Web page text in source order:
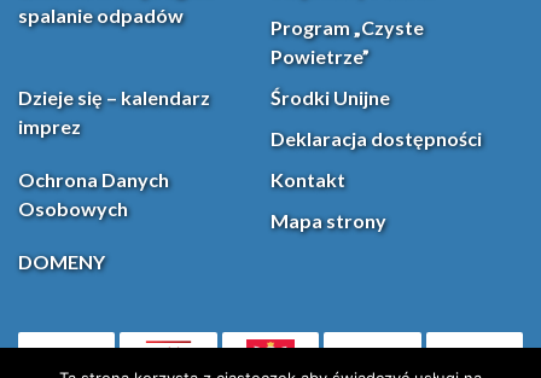
spalanie odpadów
Program „Czyste
Powietrze”
Dzieje się – kalendarz
imprez
Środki Unijne
Deklaracja dostępności
Ochrona Danych
Osobowych
Kontakt
Mapa strony
DOMENY